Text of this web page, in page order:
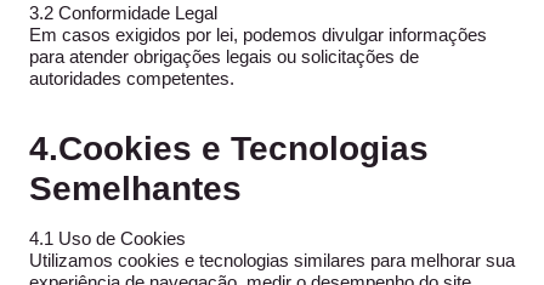
3.2 Conformidade Legal
Em casos exigidos por lei, podemos divulgar informações
para atender obrigações legais ou solicitações de
autoridades competentes.
4.Cookies e Tecnologias
Semelhantes
4.1 Uso de Cookies
Utilizamos cookies e tecnologias similares para melhorar sua